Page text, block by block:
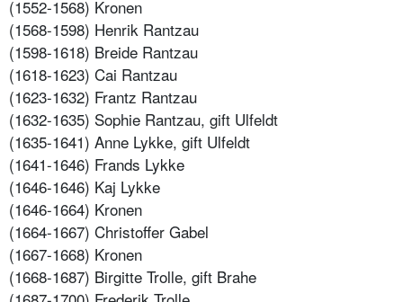
(1552-1568) Kronen
(1568-1598) Henrik Rantzau
(1598-1618) Breide Rantzau
(1618-1623) Cai Rantzau
(1623-1632) Frantz Rantzau
(1632-1635) Sophie Rantzau, gift Ulfeldt
(1635-1641) Anne Lykke, gift Ulfeldt
(1641-1646) Frands Lykke
(1646-1646) Kaj Lykke
(1646-1664) Kronen
(1664-1667) Christoffer Gabel
(1667-1668) Kronen
(1668-1687) Birgitte Trolle, gift Brahe